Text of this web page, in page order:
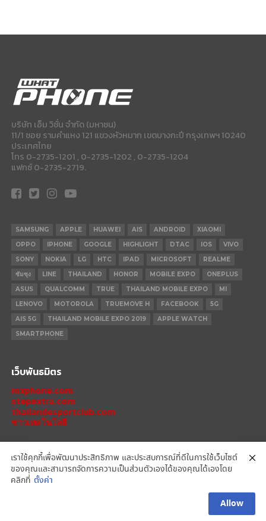
บริษัท เอ็ม วิชั่น จำกัด (มหาชน)
11/1 ซอย รามคำแหง 121 แขวงหัวหมาก เขตบางกะปี กรุงเทพฯ 10240
ประเทศไทย
โทร 0-2735-1201 , 0-2735-1202 , 0-2735-1204
แฟกซ์ 0-2735-2719.
SAMSUNG APPLE HUAWEI AIS ANDROID
XIAOMI
OPPO
IPHONE GOOGLE HIGHLIGHT DTAC IOS
VIVO
SONY
NOKIA LG HTC IPAD MICROSOFT
REALME
ซัมซุง
LINE THAILAND HONOR MOBILE EXPO
ONEPLUS
ASUS
QUALCOMM TRUE THAILAND MOBILE EXPO
MI
LENOVO
MOTOROLA TRUEMOVE H FACEBOOK
5G
AIS 5G
THAILAND MOBILE EXPO 2019
APPLE WATCH
SMARTPHONE
เว็บพันธมิตร
mxphone.com
stepextra.com
thailandesportclub.com
ข่าวเทคโนโลยี
IPHONE 14 PRO
REDMI
เราใช้คุกกี้เพื่อพัฒนาประสิทธิภาพ และประสบการณ์ที่ดีในการใช้เว็บไซต์
ของคุณและสามารถจัดการความเป็นส่วนตัวเองได้ของคุณได้เองโดย
คลิกที่ ตั้งค่า
Allow